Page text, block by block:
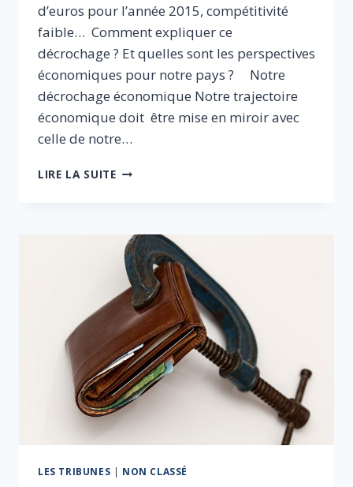
d’euros pour l’année 2015, compétitivité
faible… Comment expliquer ce
décrochage ? Et quelles sont les perspectives
économiques pour notre pays ? Notre
décrochage économique Notre trajectoire
économique doit être mise en miroir avec
celle de notre…
LIRE LA SUITELE
ITINÉRAIRE
ET
PESPECTIVES
LES TRIBUNES | NON CLASSÉ